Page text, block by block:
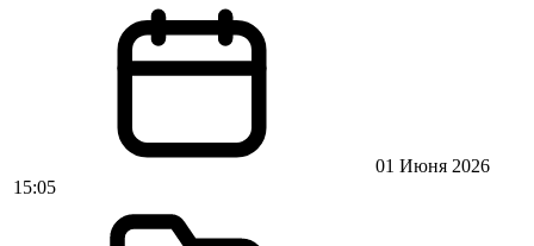
01 Июня 2026
15:05